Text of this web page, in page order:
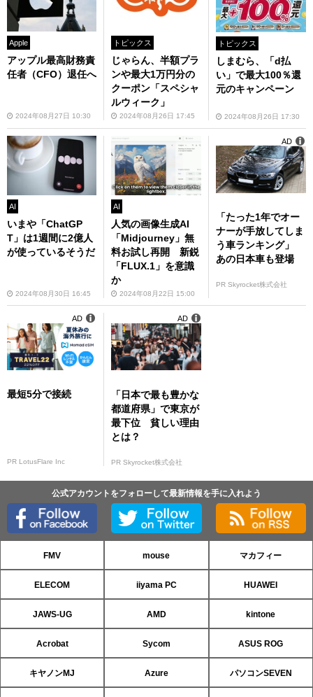
Apple
アップル最高財務責
任者（CFO）退任へ
2024年08月27日 10:30
トピックス
じゃらん、半額プラ
ンや最大1万円分の
クーポン「スペシャ
ルウィーク」
2024年08月26日 17:45
トピックス
しまむら、「d払
い」で最大100％還
元のキャンペーン
2024年08月26日 17:30
AI
いまや「ChatGP
T」は1週間に2億人
が使っているそうだ
2024年08月30日 16:45
AI
人気の画像生成AI
「Midjourney」無
料お試し再開 新鋭
「FLUX.1」を意識
か
2024年08月22日 15:00
「たった1年でオー
ナーが手放してしま
う車ランキング」
あの日本車も登場
PR Skyrocket株式会社
AD
最短5分で接続
PR LotusFlare Inc
AD
「日本で最も豊かな
都道府県」で東京が
最下位 貧しい理由
とは？
PR Skyrocket株式会社
AD
公式アカウントをフォローして最新情報を手に入れよう
FMV mouse マカフィー
ELECOM iiyama PC HUAWEI
JAWS-UG AMD kintone
Acrobat Sycom ASUS ROG
キヤノンMJ Azure パソコンSEVEN